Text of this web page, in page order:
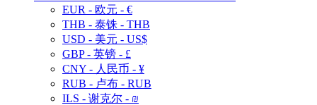
EUR - 欧元 - €
THB - 泰铢 - THB
USD - 美元 - US$
GBP - 英镑 - £
CNY - 人民币 - ¥
RUB - 卢布 - RUB
ILS - 谢克尔 - ₪